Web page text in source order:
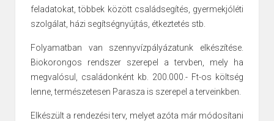
feladatokat, többek között családsegítés, gyermekjóléti
szolgálat, házi segítségnyújtás, étkeztetés stb.
Folyamatban van szennyvízpályázatunk elkészítése.
Biokorongos rendszer szerepel a tervben, mely ha
megvalósul,
családonként kb. 200.000.- Ft-os költség
lenne, természetesen Parasza is szerepel a terveinkben.
Elkészült a rendezési terv, melyet azóta már módosítani